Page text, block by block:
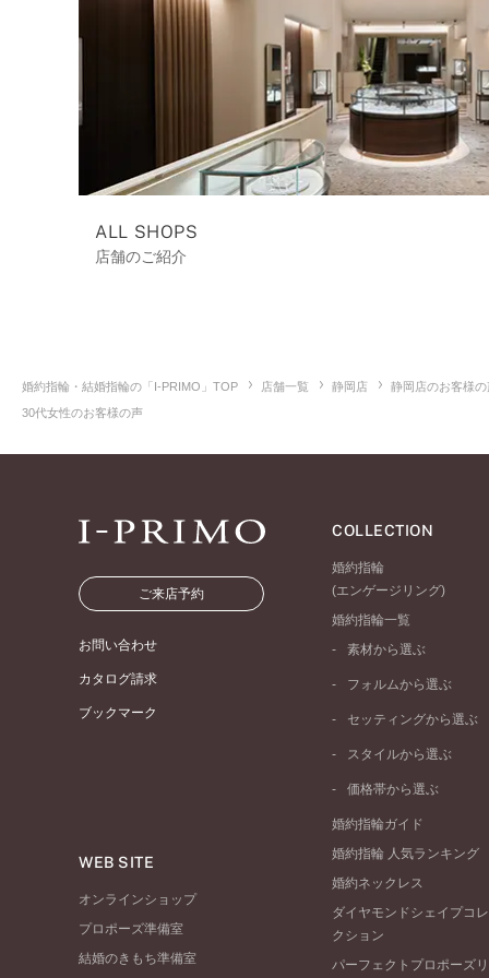
ALL SHOPS
店舗のご紹介
婚約指輪・結婚指輪の「I-PRIMO」TOP 店舗一覧 静岡店
静岡店のお客様
30代女性のお客様の声
ご来店予約
お問い合わせ
カタログ請求
ブックマーク
WEB SITE
オンラインショップ
プロポーズ準備室
結婚のきもち準備室
COLLECTION
婚約指輪
(エンゲージリング)
婚約指輪一覧
素材から選ぶ
プラチナ
ピンクゴールド
ペールブラウンゴール
フォルムから選ぶ
ストレートライン
V字ライン
セッティングから選ぶ
ソリテール
ダブルサイドメレ
ラインメレ
スタイルから選ぶ
シンプル
モード
エレガント
ゴージャス
価格帯から選ぶ
50万円台～
20万円台～
10万円台～
婚約指輪ガイド
婚約指輪 人気ランキング
婚約ネックレス
ダイヤモンドシェイプコレ
クション
パーフェクトプロポーズリ